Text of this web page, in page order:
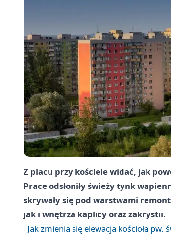
Z placu przy kościele widać, jak
Prace odsłoniły świeży tynk
skrywały się pod warstwami
jak i wnętrza kaplicy oraz zakrystii.
Jak zmienia się elewacja kościoła pw.